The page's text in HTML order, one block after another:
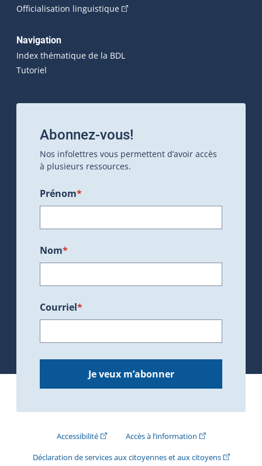
Officialisation linguistique(Cet hyperlien externe s'ouvrira
Navigation
Index thématique de la BDL
Tutoriel
Abonnez-vous!
Nos infolettres vous permettent d’avoir accès
à plusieurs ressources.
Prénom*
Nom*
Courriel*
Je veux m’abonner
Accessibilité(Cet hyperlien externe s'ouvrira dans une
Accès à l’information(Cet hyperlien
Déclaration de services aux citoyennes et aux citoyens(Cet